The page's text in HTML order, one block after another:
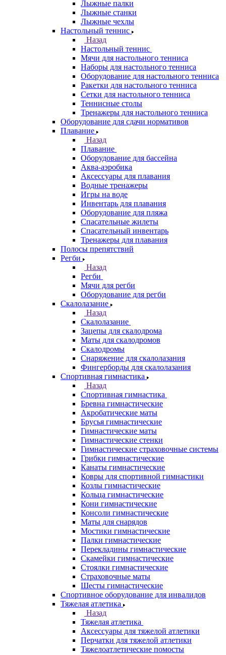
Лыжные палки
Лыжные станки
Лыжные чехлы
Настольный теннис
Назад
Настольный теннис
Мячи для настольного тенниса
Наборы для настольного тенниса
Оборудование для настольного тенниса
Ракетки для настольного тенниса
Сетки для настольного тенниса
Теннисные столы
Тренажеры для настольного тенниса
Оборудование для сдачи нормативов
Плавание
Назад
Плавание
Оборудование для бассейна
Аква-аэробика
Аксессуары для плавания
Водные тренажеры
Игры на воде
Инвентарь для плавания
Оборудование для пляжа
Спасательные жилеты
Спасательный инвентарь
Тренажеры для плавания
Полосы препятствий
Регби
Назад
Регби
Мячи для регби
Оборудование для регби
Скалолазание
Назад
Скалолазание
Зацепы для скалодрома
Маты для скалодромов
Скалодромы
Снаряжение для скалолазания
Фингерборды для скалолазания
Спортивная гимнастика
Назад
Спортивная гимнастика
Бревна гимнастические
Акробатические маты
Брусья гимнастические
Гимнастические маты
Гимнастические стенки
Гимнастические страховочные системы
Грибки гимнастические
Канаты гимнастические
Ковры для спортивной гимнастики
Козлы гимнастические
Кольца гимнастические
Кони гимнастические
Консоли гимнастические
Маты для снарядов
Мостики гимнастические
Палки гимнастические
Перекладины гимнастические
Скамейки гимнастические
Стоялки гимнастические
Страховочные маты
Шесты гимнастические
Спортивное оборудование для инвалидов
Тяжелая атлетика
Назад
Тяжелая атлетика
Аксессуары для тяжелой атлетики
Перчатки для тяжелой атлетики
Тяжелоатлетические помосты